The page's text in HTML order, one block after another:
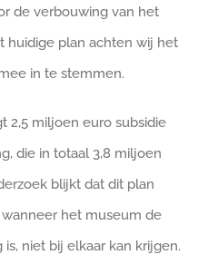
de verbouwing van het
huidige plan achten wij het
in te stemmen.
2,5 miljoen euro subsidie
die in totaal 3,8 miljoen
blijkt dat dit plan
het museum de
niet bij elkaar kan krijgen.